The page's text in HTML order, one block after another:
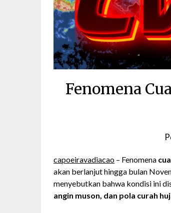
Fenomena
capoeiravadiacao – Fenomena
akan berlanjut hingga bulan
menyebutkan bahwa kondisi ini
angin muson, dan pola curah